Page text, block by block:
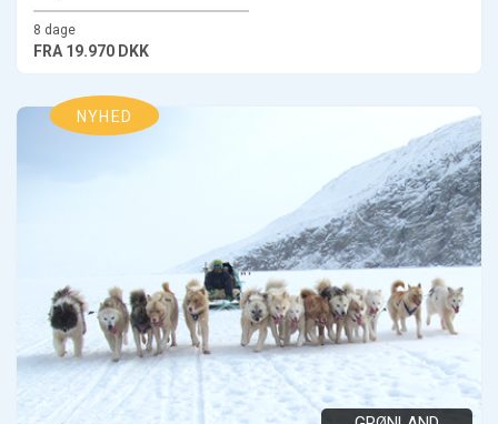
8 dage
FRA 19.970 DKK
NYHED